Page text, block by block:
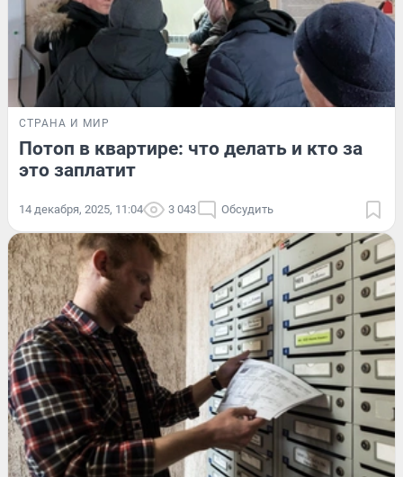
СТРАНА И МИР
Потоп в квартире: что делать и кто за
это заплатит
14 декабря, 2025, 11:04 3 043 Обсудить